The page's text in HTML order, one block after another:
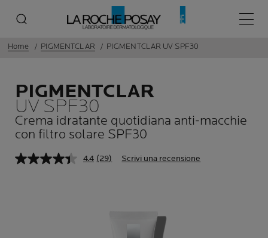
Menù
Home PIGMENTCLAR PIGMENTCLAR UV SPF30
PIGMENTCLAR
UV SPF30
Crema idratante quotidiana anti-macchie
con filtro solare SPF30
4.4 Leggi
(29) Scrivi una recensione